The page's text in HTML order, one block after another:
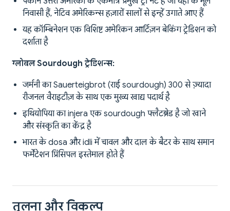
निवासी हैं, नेटिव अमेरिकन्स हज़ारों सालों से इन्हें उगाते आए हैं
यह कॉम्बिनेशन एक विशिष्ट अमेरिकन आर्टिज़न बेकिंग ट्रेडिशन को
दर्शाता है
ग्लोबल Sourdough ट्रेडिशन्स:
जर्मनी का Sauerteigbrot (राई sourdough) 300 से ज़्यादा
रीजनल वैराइटीज़ के साथ एक मुख्य खाद्य पदार्थ है
इथियोपिया का injera एक sourdough फ्लैटब्रेड है जो खाने
और संस्कृति का केंद्र है
भारत के dosa और idli में चावल और दाल के बैटर के साथ समान
फर्मेंटेशन प्रिंसिपल इस्तेमाल होते हैं
तुलना और विकल्प